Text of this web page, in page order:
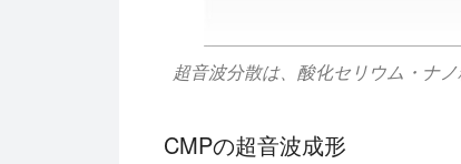
超音波分散は、酸化セリウム・ナ
CMPの超音波成形